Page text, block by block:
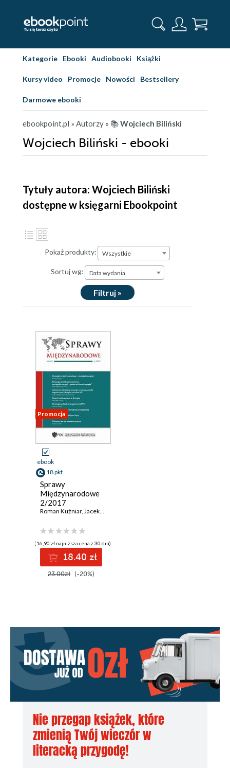
Kategorie Ebooki Audiobooki Książki
Kursy video Promocje Nowości Bestsellery
Darmowe ebooki
ebookpoint.pl » Autorzy » 📚Wojciech Biliński
Wojciech Biliński - ebooki
Tytuły autora: Wojciech Biliński
dostępne w księgarni Ebookpoint
Pokaż produkty: Wszystkie
Sortuj wg: Data wydania
Filtruj »
Promocja
ebook
18 pkt
Sprawy
Międzynarodowe
2/2017
Roman Kuźniar, Jacek Reginia-Zacharski
(16,90 zł najniższa cena z 30 dni)
18.40 zł
23.00zł (-20%)
Nie przegap książek, które
zmienią Twój wieczór w
literacką przygodę!